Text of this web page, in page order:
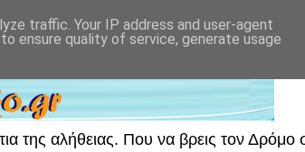
της αλήθειας. Που να βρεις τον
traffic. Your IP address and user-agent
ensure quality of service, generate usage